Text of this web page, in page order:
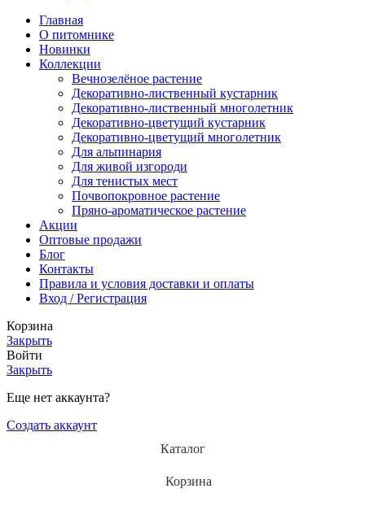
Главная
О питомнике
Новинки
Коллекции
Вечнозелёное растение
Декоративно-лиственный кустарник
Декоративно-лиственный многолетник
Декоративно-цветущий кустарник
Декоративно-цветущий многолетник
Для альпинария
Для живой изгороди
Для тенистых мест
Почвопокровное растение
Пряно-ароматическое растение
Акции
Оптовые продажи
Блог
Контакты
Правила и условия доставки и оплаты
Вход / Регистрация
Корзина
Закрыть
Войти
Закрыть
Еще нет аккаунта?
Создать аккаунт
Каталог
Корзина